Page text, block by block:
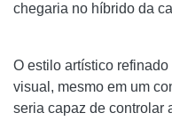
chegaria no híbrido da
O estilo artístico
visual, mesmo em um
seria capaz de controlar